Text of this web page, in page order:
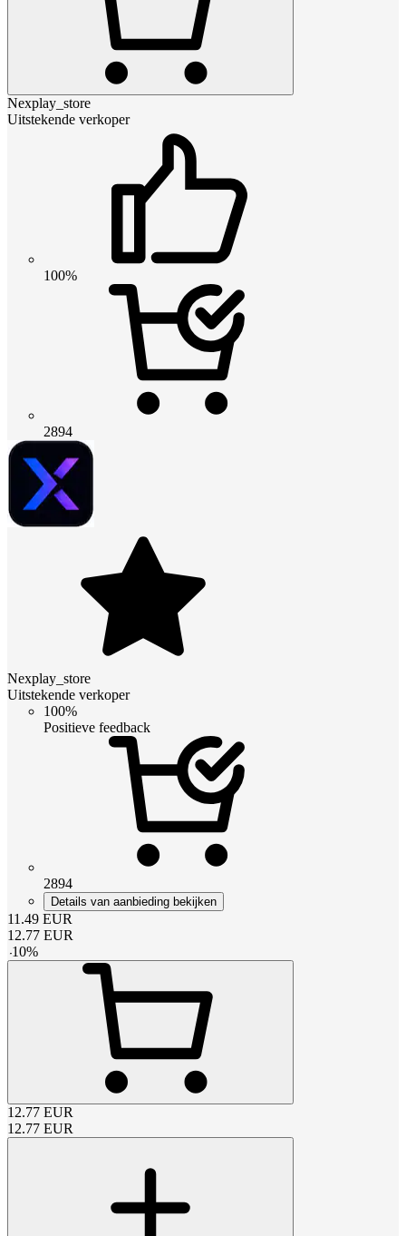
Nexplay_store
Uitstekende verkoper
100%
2894
Nexplay_store
Uitstekende verkoper
100%
Positieve feedback
2894
Details van aanbieding bekijken
11.49 EUR
12.77 EUR
-10%
12.77 EUR
12.77 EUR